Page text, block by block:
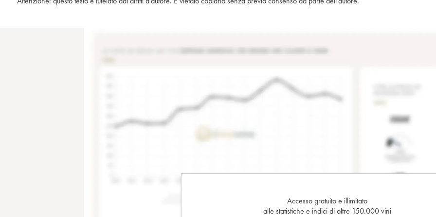
Accesso gratuito e illimitato
alle statistiche e indici di oltre 150.000 vini